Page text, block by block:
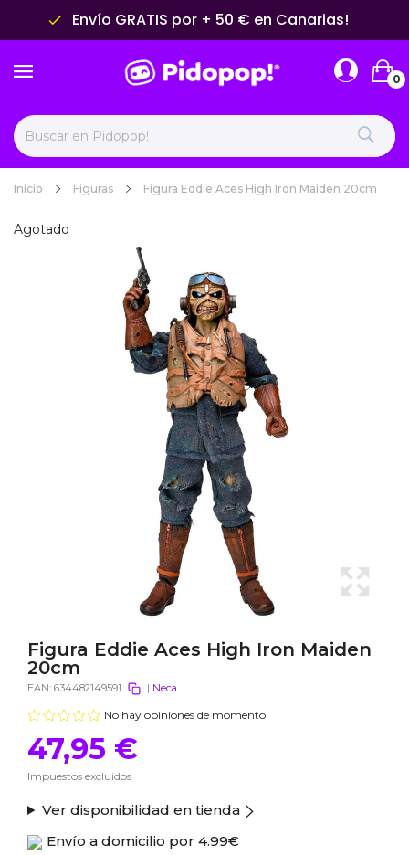
done Envío GRATIS por + 50 € en Canarias!
0
Inicio Figuras Figura Eddie Aces High Iron Maiden 20cm
Agotado
Figura Eddie Aces High Iron Maiden
20cm
EAN: 634482149591 | Neca
No hay opiniones de momento
47,95 €
Impuestos excluidos
Ver disponibilidad en tienda
Envío a domicilio por 4.99€